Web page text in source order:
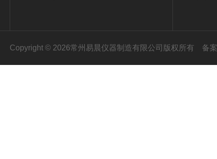
Copyright © 2026常州易晨仪器制造有限公司版权所有 备